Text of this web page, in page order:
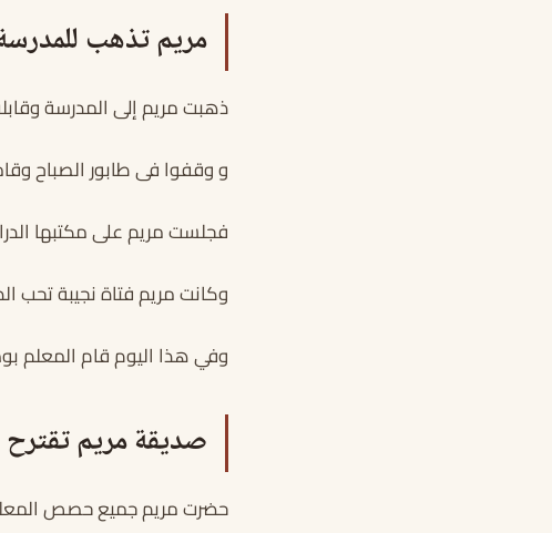
مريم تذهب
ذهبت مريم إلى المدرسة
و وقفوا فى طابور الصباح
فجلست مريم على مكتبها
وكانت مريم فتاة نجيبة تحب
وفي هذا اليوم قام المعلم
صديقة مريم تقترح
حضرت مريم جميع حصص